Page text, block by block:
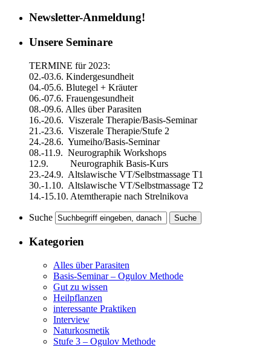
Newsletter-Anmeldung!
Unsere Seminare
TERMINE für 2023:
02.-03.6. Kindergesundheit
04.-05.6. Blutegel + Kräuter
06.-07.6. Frauengesundheit
08.-09.6. Alles über Parasiten
16.-20.6. Viszerale Therapie/Basis-Seminar
21.-23.6. Viszerale Therapie/Stufe 2
24.-28.6. Yumeiho/Basis-Seminar
08.-11.9. Neurographik Workshops
12.9. Neurographik Basis-Kurs
23.-24.9. Altslawische VT/Selbstmassage T1
30.-1.10. Altslawische VT/Selbstmassage T2
14.-15.10. Atemtherapie nach Strelnikova
Suche
Kategorien
Alles über Parasiten
Basis-Seminar – Ogulov Methode
Gut zu wissen
Heilpflanzen
interessante Praktiken
Interview
Naturkosmetik
Stufe 3 – Ogulov Methode